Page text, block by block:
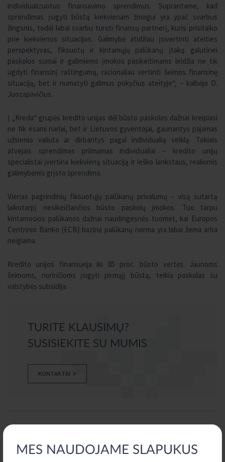
MES NAUDOJAME SLAPUKUS
individualizuotus finansavimo sprendimus. Suprantame, kad
sprendimas įsigyti būstą kiekvienam žmogui yra ypač svarbus
žingsnis, todėl labai svarbu turėti finansų partnerį, kuris prisitaiko
prie kiekvienos situacijos. Galimybė atidžiau įsivertinti ateities
perspektyvas, fiksuotų ir kintamųjų palūkanų įtaką galutinei
paskolos sumai ir galimiems įmokos pasikeitimams leidžia ne tik
ugdyti finansinį raštingumą, racionaliau vertinti šeimos finansinę
situaciją, bet ir numatyti galimus pokyčius ateityje“, – kalbėjo D.
Juozapavičius.
Į „Kreda“ grupės kredito unijas dėl būsto paskolos dažnai kreipiasi
ne tik esami nariai, bet ir Lietuvos gyventojai, gaunantys pajamas
užsienio valiuta ar dirbantys pagal individualią veiklą. Tokiais
atvejais sprendimas priimamas individualiai – kredito unijų
specialistai įvertina kiekvieną situaciją ir ieško lankstaus, realiomis
galimybėmis grįsto sprendimo.
Vienas pagrindinių fiksuotųjų palūkanų privalumų – visą sutartą
laikotarpį nesikeičiančios būsto paskolų įmokos. Tuo tarpu
kintamosios palūkanos dažnai naudingesnės tuomet, kai Europos
Centrinio Banko (ECB) bazinė palūkanų norma yra labai žema arba
neigiama.
Kredito unijos finansuoja iki 85 proc. būsto vertės. Jaunoms
šeimoms, norinčioms įsigyti pirmąjį būstą, teikia paskolas su
valstybės subsidija.
TURITE KLAUSIMŲ?
SUSISIEKITE SU MUMIS
KONTAKTAI